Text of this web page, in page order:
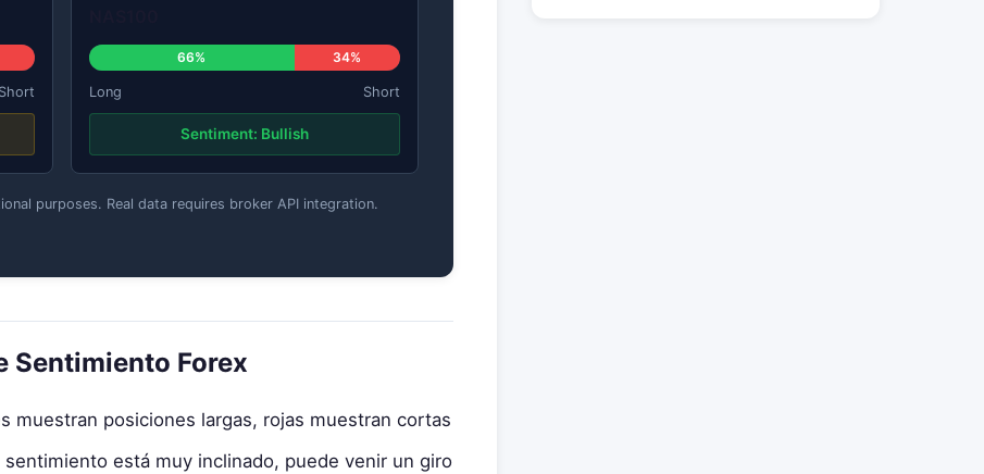
Short
66% 34%
Long Short
Sentiment: Bullish
purposes. Real data requires broker API integration.
Sentimiento Forex
muestran posiciones largas, rojas muestran cortas
está muy inclinado, puede venir un giro